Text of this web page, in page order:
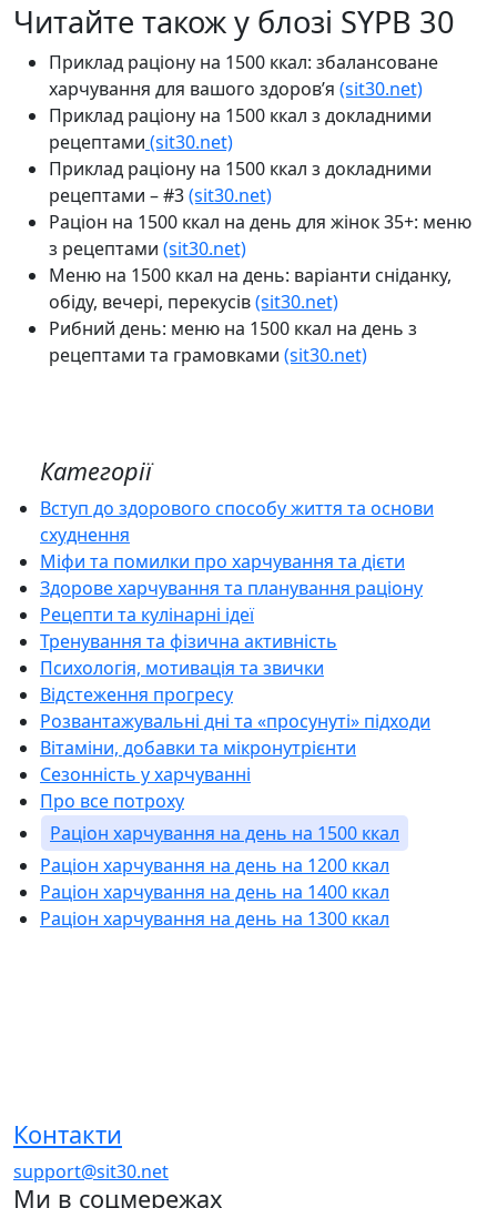
Читайте також у блозі SYPB 30
Приклад раціону на 1500 ккал: збалансоване
харчування для вашого здоров’я (sit30.net)
Приклад раціону на 1500 ккал з докладними
рецептами (sit30.net)
Приклад раціону на 1500 ккал з докладними
рецептами – #3(sit30.net)
Раціон на 1500 ккал на день для жінок 35+: меню
з рецептами (sit30.net)
Меню на 1500 ккал на день: варіанти сніданку,
обіду, вечері, перекусів(sit30.net)
Рибний день: меню на 1500 ккал на день з
рецептами та грамовками (sit30.net)
Категорії
Вступ до здорового способу життя та основи
схуднення
Міфи та помилки про харчування та дієти
Здорове харчування та планування раціону
Рецепти та кулінарні ідеї
Тренування та фізична активність
Психологія, мотивація та звички
Відстеження прогресу
Розвантажувальні дні та «просунуті» підходи
Вітаміни, добавки та мікронутрієнти
Сезонність у харчуванні
Про все потроху
Раціон харчування на день на 1500 ккал
Раціон харчування на день на 1200 ккал
Раціон харчування на день на 1400 ккал
Раціон харчування на день на 1300 ккал
Контакти
support@sit30.net
Ми в соцмережах